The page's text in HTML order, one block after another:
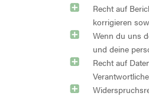
Recht auf
korrigieren
Wenn du uns
und deine
Recht auf